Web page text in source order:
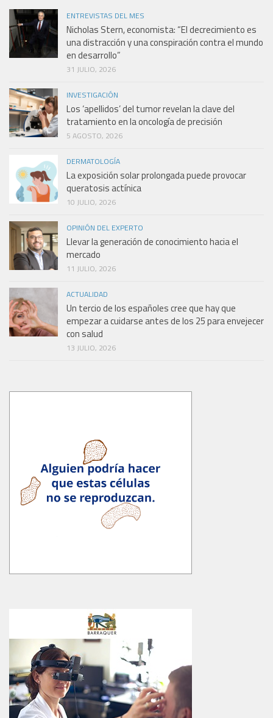
ENTREVISTAS DEL MES
Nicholas Stern, economista: “El decrecimiento es
una distracción y una conspiración contra el mundo
en desarrollo”
31 JULIO, 2026
INVESTIGACIÓN
Los ‘apellidos’ del tumor revelan la clave del
tratamiento en la oncología de precisión
5 AGOSTO, 2026
DERMATOLOGÍA
La exposición solar prolongada puede provocar
queratosis actínica
10 JULIO, 2026
OPINIÓN DEL EXPERTO
Llevar la generación de conocimiento hacia el
mercado
11 JULIO, 2026
ACTUALIDAD
Un tercio de los españoles cree que hay que
empezar a cuidarse antes de los 25 para envejecer
con salud
13 JULIO, 2026